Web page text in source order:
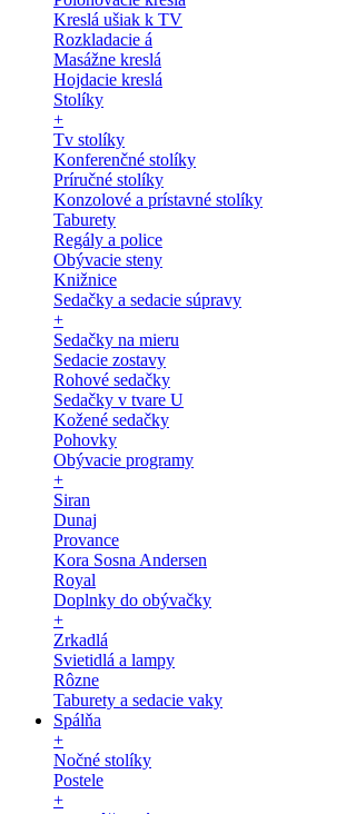
Kreslá ušiak k TV
Rozkladacie á
Masážne kreslá
Hojdacie kreslá
Stolíky
+
Tv stolíky
Konferenčné stolíky
Príručné stolíky
Konzolové a prístavné stolíky
Taburety
Regály a police
Obývacie steny
Knižnice
Sedačky a sedacie súpravy
+
Sedačky na mieru
Sedacie zostavy
Rohové sedačky
Sedačky v tvare U
Kožené sedačky
Pohovky
Obývacie programy
+
Siran
Dunaj
Provance
Kora Sosna Andersen
Royal
Doplnky do obývačky
+
Zrkadlá
Svietidlá a lampy
Rôzne
Taburety a sedacie vaky
Spálňa
+
Nočné stolíky
Postele
+